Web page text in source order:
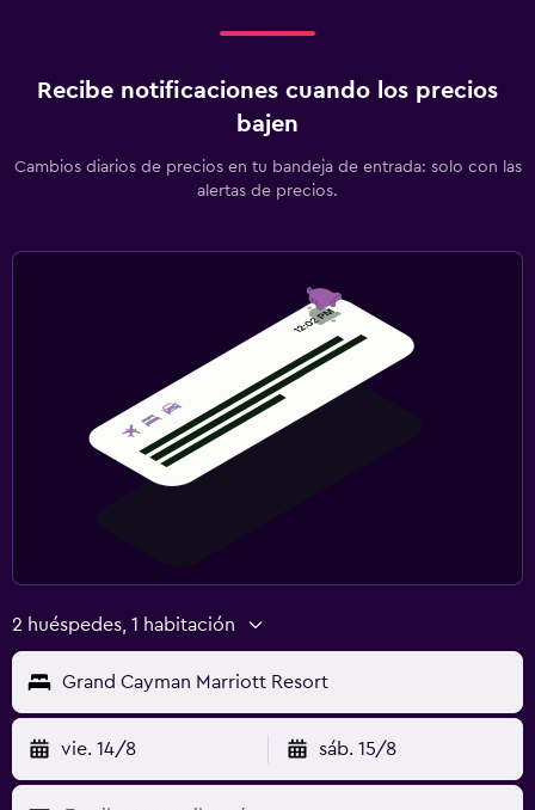
Recibe notificaciones cuando los precios
bajen
Cambios diarios de precios en tu bandeja de entrada: solo con las
alertas de precios.
2 huéspedes, 1 habitación
Grand Cayman Marriott Resort
vie. 14/8 sáb. 15/8